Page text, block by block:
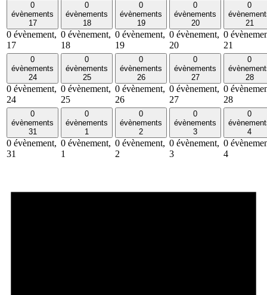
0
évènements
17
0 évènement,
17
0
évènements
18
0 évènement,
18
0
évènements
19
0 évènement,
19
0
évènements
20
0 évènement,
20
0
21
0
21
0
évènements
24
0 évènement,
24
0
évènements
25
0 évènement,
25
0
évènements
26
0 évènement,
26
0
évènements
27
0 évènement,
27
0
28
0
28
0
évènements
31
0 évènement,
31
0
évènements
1
0 évènement,
1
0
évènements
2
0 évènement,
2
0
évènements
3
0 évènement,
3
0
4
0
4